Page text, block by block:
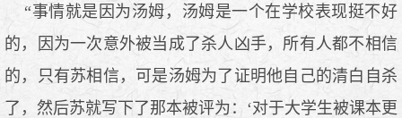
“事情就是因为汤姆，汤姆是一个在学校表现挺不好
的，因为一次意外被当成了杀人凶手，所有人都不相信
的，只有苏相信，可是汤姆为了证明他自己的清白自杀
了，然后苏就写下了那本被评为：‘对于大学生被课本更